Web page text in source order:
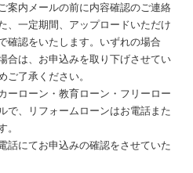
案内メールの前に内容確認のご連絡
、一定期間、アップロードいただけ
確認をいたします。いずれの場合
合は、お申込みを取り下げさせてい
ご了承ください。
ーローン・教育ローン・フリーロー
で、リフォームローンはお電話また
。
話にてお申込みの確認をさせていた